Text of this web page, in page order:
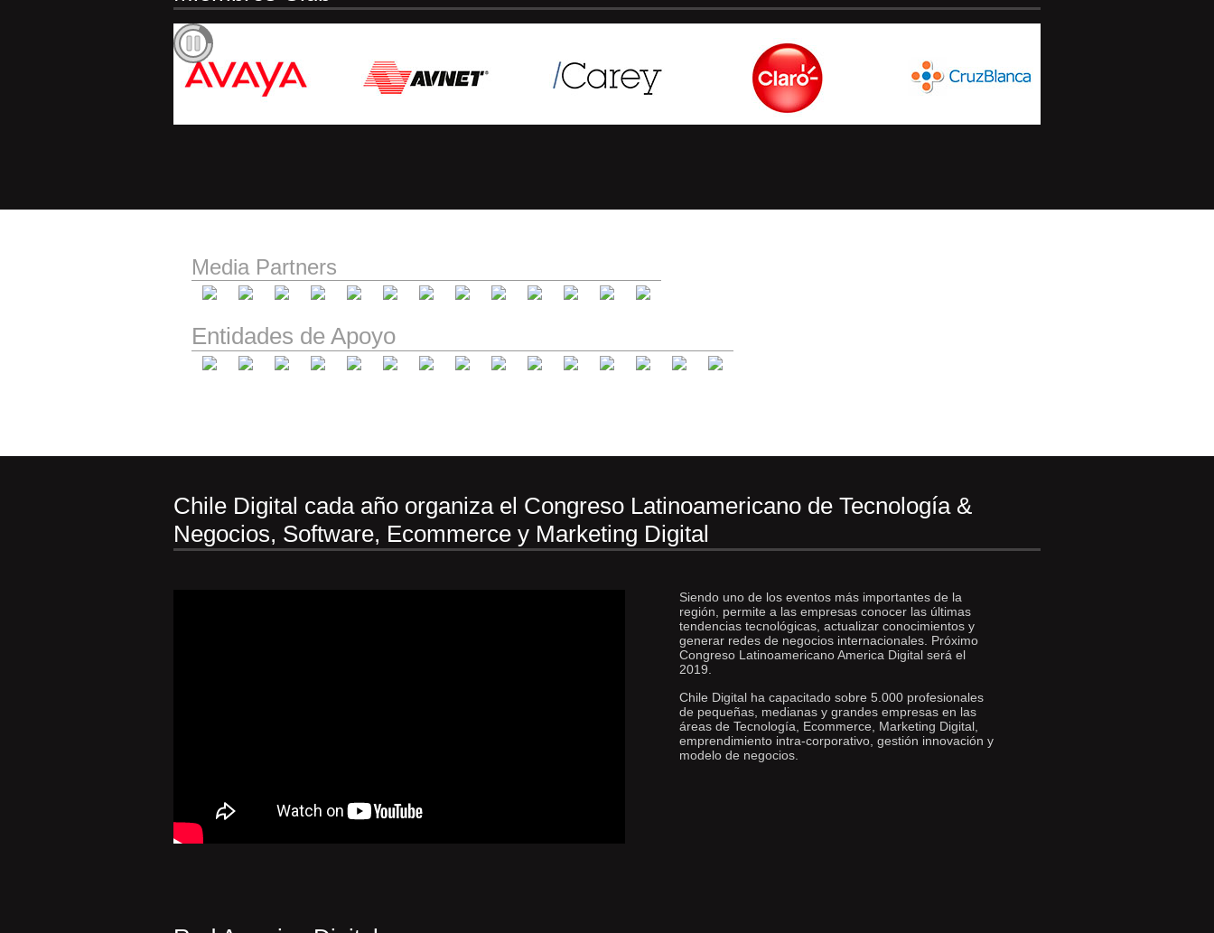
Media Partners
Entidades de Apoyo
Chile Digital cada año organiza el Congreso Latinoamericano de Tecnología &
Negocios, Software, Ecommerce y Marketing Digital
Siendo uno de los eventos más importantes de la
región, permite a las empresas conocer las últimas
tendencias tecnológicas, actualizar conocimientos y
generar redes de negocios internacionales. Próximo
Congreso Latinoamericano America Digital será el
2019.
Chile Digital ha capacitado sobre 5.000 profesionales
de pequeñas, medianas y grandes empresas en las
áreas de Tecnología, Ecommerce, Marketing Digital,
emprendimiento intra-corporativo, gestión innovación y
modelo de negocios.